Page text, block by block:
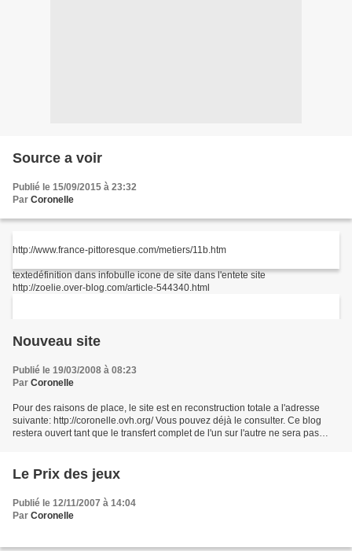
Source a voir
Publié le 15/09/2015 à 23:32
Par Coronelle
http://www.france-pittoresque.com/metiers/11b.htm
textedéfinition dans infobulleicone de site dans l'entete site
http://zoelie.over-blog.com/article-544340.html
Nouveau site
Publié le 19/03/2008 à 08:23
Par Coronelle
Pour des raisons de place, le site est en reconstruction totale a l'adresse
suivante: http://coronelle.ovh.org/ Vous pouvez déjà le consulter. Ce blog
restera ouvert tant que le transfert complet de l'un sur l'autre ne sera pas
Le Prix des jeux
Publié le 12/11/2007 à 14:04
Par Coronelle